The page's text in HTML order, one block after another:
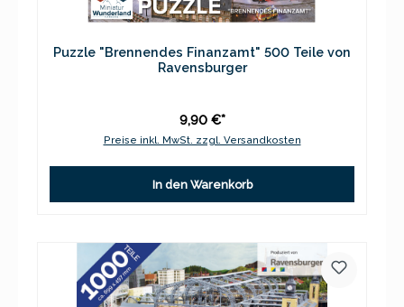
Puzzle "Brennendes Finanzamt" 500 Teile von
Ravensburger
9,90 €*
Preise inkl. MwSt. zzgl. Versandkosten
In den Warenkorb